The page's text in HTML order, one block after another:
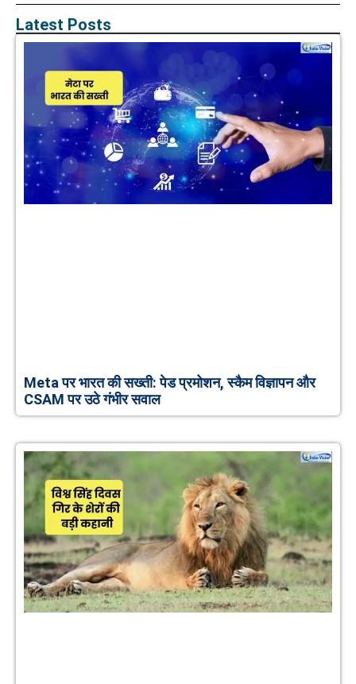
Latest Posts
Meta पर भारत की सख्ती: पेड प्रमोशन, स्कैम विज्ञापन और
CSAM पर उठे गंभीर सवाल